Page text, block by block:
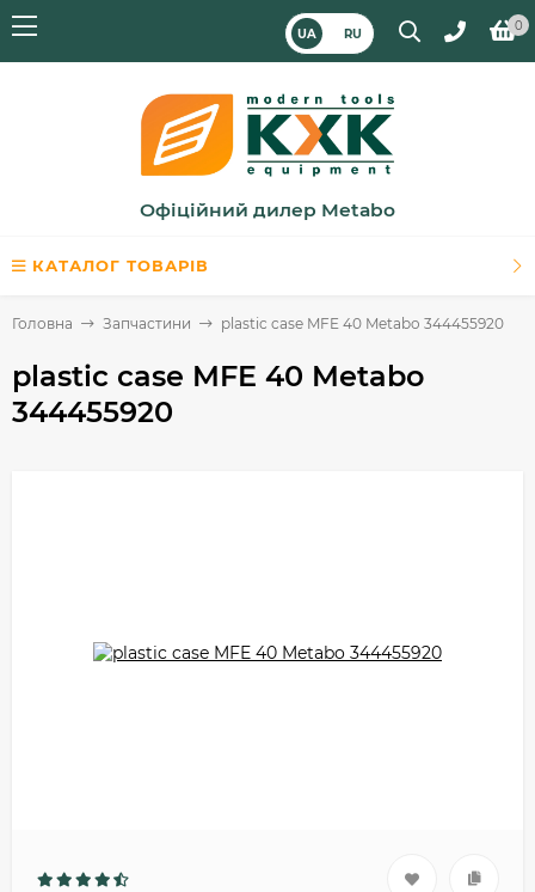
UA RU
0
Офіційний дилер Metabo
КАТАЛОГ ТОВАРІВ
Головна Запчастини plastic case MFE 40 Metabo 344455920
plastic case MFE 40 Metabo
344455920